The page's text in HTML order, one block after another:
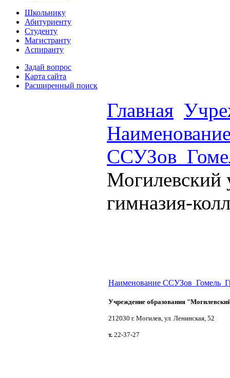
Школьнику
Абитуриенту
Студенту
Магистранту
Аспиранту
Задай вопрос
Карта сайта
Расширенный поиск
Главная
Могилевский
гимназия-
Наименование
Учреждение образования
212030 г. Могилев, ул. Ленинская, 52
т. 22-37-27